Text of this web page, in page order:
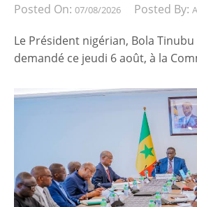
Posted On: 07/08/2026 Posted By:
Le Président nigérian, Bola
demandé ce jeudi 6 août, à la